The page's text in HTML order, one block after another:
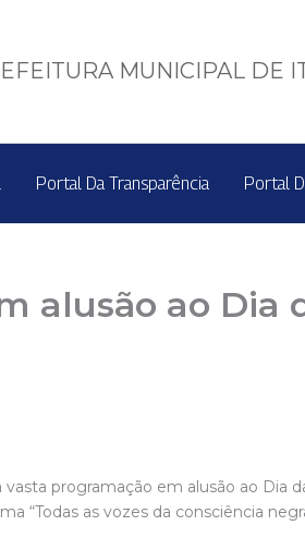
MUNICIPAL DE
Portal Da Transparência Portal
alusão ao Dia
programação em alusão ao Dia
“Todas as vozes da consciência